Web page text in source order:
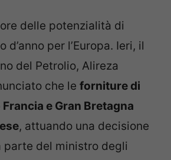
delle potenzialità di
d’anno per l’Europa. Ieri, il
del Petrolio, Alireza
che le forniture di
e Gran Bretagna
, attuando una decisione
parte del ministro degli